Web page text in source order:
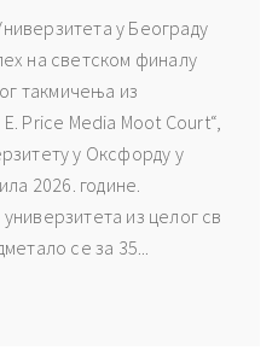
у Београду
на светском финалу
такмичења из
Price Media Moot Court“,
у Оксфорду у
2026. године.
из целог св
се за 35...